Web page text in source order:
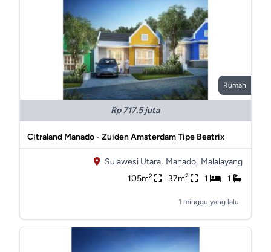
Rumah
Rp 717.5 juta
Citraland Manado - Zuiden Amsterdam Tipe Beatrix
Sulawesi Utara, Manado, Malalayang
105m2 37m2 1 1
1 minggu yang lalu